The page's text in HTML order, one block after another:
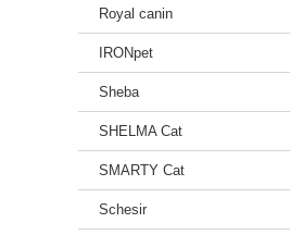
Royal canin
IRONpet
Sheba
SHELMA Cat
SMARTY Cat
Schesir